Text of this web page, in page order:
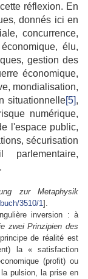
réflexion. En
donnés ici en
concurrence,
élu,
gestion des
économique,
mondialisation,
situationnelle[5],
numérique,
l'espace public,
sécurisation
parlementaire,
zur Metaphysik
3510/1].
inversion : à
zwei Prinzipien des
de réalité est
la « satisfaction
(profit) ou
pulsion, la prise en